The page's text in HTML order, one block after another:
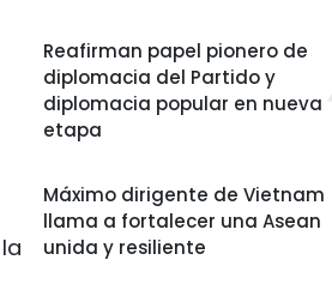
Reafirman papel pionero de
diplomacia del Partido y
diplomacia popular en nueva
etapa
Máximo dirigente de Vietnam
llama a fortalecer una Asean
unida y resiliente